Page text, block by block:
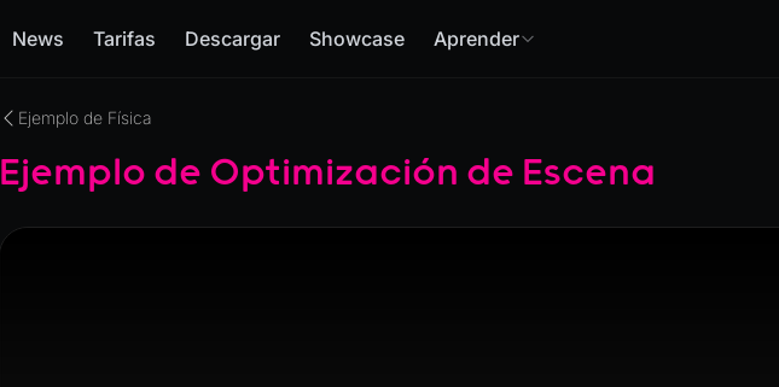
News Tarifas Descargar Showcase Aprender
Ejemplo de Física
Ejemplo de Optimización de Escena